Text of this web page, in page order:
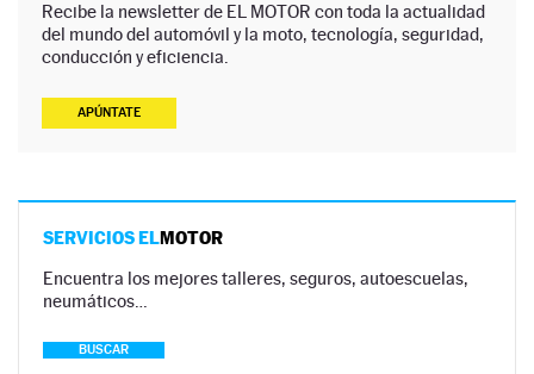
Recibe la newsletter de EL MOTOR con toda la actualidad
del mundo del automóvil y la moto, tecnología, seguridad,
conducción y eficiencia.
APÚNTATE
SERVICIOS ELMOTOR
Encuentra los mejores talleres, seguros, autoescuelas,
neumáticos…
BUSCAR